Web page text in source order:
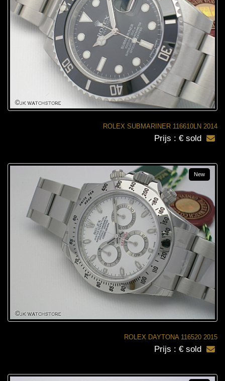
ROLEX SUBMARINER 116610LN 2014
Prijs : € sold
ROLEX DAYTONA 116520 2015
New
Prijs : € sold